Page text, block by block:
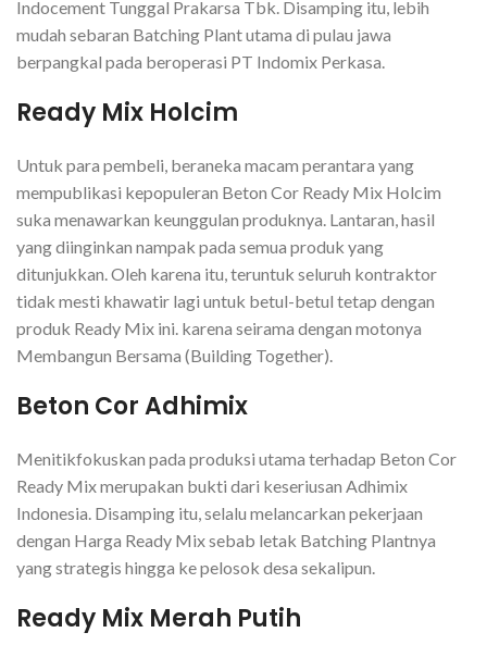
Indocement Tunggal Prakarsa Tbk. Disamping itu, lebih
mudah sebaran Batching Plant utama di pulau jawa
berpangkal pada beroperasi PT Indomix Perkasa.
Ready Mix Holcim
Untuk para pembeli, beraneka macam perantara yang
mempublikasi kepopuleran Beton Cor Ready Mix Holcim
suka menawarkan keunggulan produknya. Lantaran, hasil
yang diinginkan nampak pada semua produk yang
ditunjukkan. Oleh karena itu, teruntuk seluruh kontraktor
tidak mesti khawatir lagi untuk betul-betul tetap dengan
produk Ready Mix ini. karena seirama dengan motonya
Membangun Bersama (Building Together).
Beton Cor Adhimix
Menitikfokuskan pada produksi utama terhadap Beton Cor
Ready Mix merupakan bukti dari keseriusan Adhimix
Indonesia. Disamping itu, selalu melancarkan pekerjaan
dengan Harga Ready Mix sebab letak Batching Plantnya
yang strategis hingga ke pelosok desa sekalipun.
Ready Mix Merah Putih